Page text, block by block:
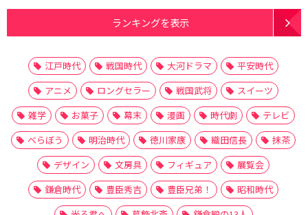
ランキングを表示
江戸時代 戦国時代 大河ドラマ
平安時代
アニメ
ロングセラー 戦国武将
スイーツ
雑学
お菓子 幕末 漫画 時代劇
テレビ
べらぼう
明治時代 徳川家康 織田信長
抹茶
デザイン
文房具 フィギュア
展覧会
鎌倉時代
豊臣秀吉 豊臣兄弟！
昭和時代